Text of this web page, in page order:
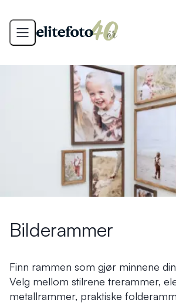
Bilderammer
Finn rammen som gjør minnene
Velg mellom stilrene trerammer,
metallrammer, praktiske